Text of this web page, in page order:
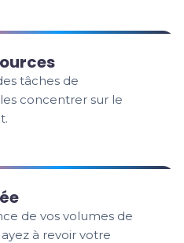
tâches de
concentrer sur le
de vos volumes de
à revoir votre